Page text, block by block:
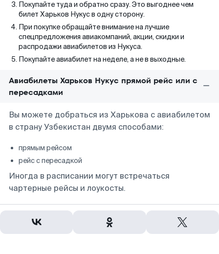
Покупайте туда и обратно сразу. Это выгоднее чем
билет Харьков Нукус в одну сторону.
При покупке обращайте внимание на лучшие
спецпредложения авиакомпаний, акции, скидки и
распродажи авиабилетов из Нукуса.
Покупайте авиабилет на неделе, а не в выходные.
Авиабилеты Харьков Нукус прямой рейс или с
пересадками
Вы можете добраться из Харькова с авиабилетом
в страну Узбекистан двумя способами:
прямым рейсом
рейс с пересадкой
Иногда в расписании могут встречаться
чартерные рейсы и лоукосты.